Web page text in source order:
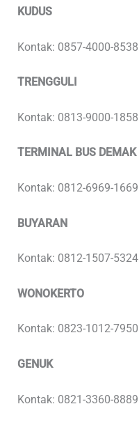
KUDUS
Kontak: 0857-4000-8538
TRENGGULI
Kontak: 0813-9000-1858
TERMINAL BUS DEMAK
Kontak: 0812-6969-1669
BUYARAN
Kontak: 0812-1507-5324
WONOKERTO
Kontak: 0823-1012-7950
GENUK
Kontak: 0821-3360-8889